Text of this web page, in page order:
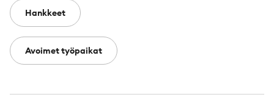
Hankkeet
Avoimet työpaikat